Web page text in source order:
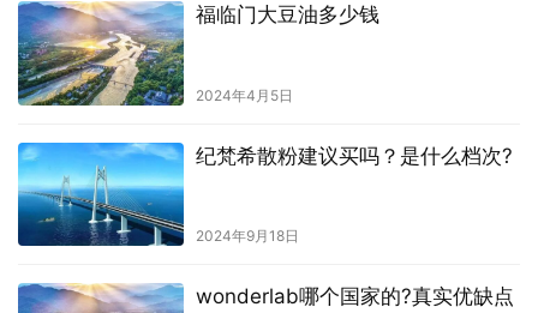
福临门大豆油多少钱
2024年4月5日
纪梵希散粉建议买吗？是什么档次?
2024年9月18日
wonderlab哪个国家的?真实优缺点